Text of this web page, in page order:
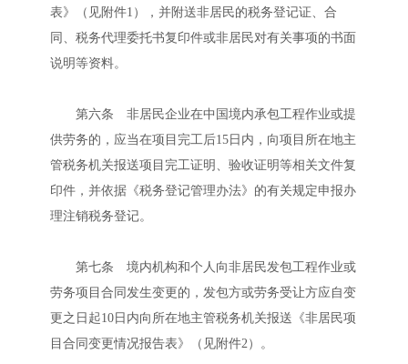
表》（见附件1），并附送非居民的税务登记证、合
同、税务代理委托书复印件或非居民对有关事项的书面
说明等资料。
第六条 非居民企业在中国境内承包工程作业或提
供劳务的，应当在项目完工后15日内，向项目所在地主
管税务机关报送项目完工证明、验收证明等相关文件复
印件，并依据《税务登记管理办法》的有关规定申报办
理注销税务登记。
第七条 境内机构和个人向非居民发包工程作业或
劳务项目合同发生变更的，发包方或劳务受让方应自变
更之日起10日内向所在地主管税务机关报送《非居民项
目合同变更情况报告表》（见附件2）。